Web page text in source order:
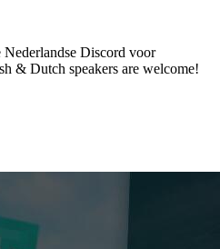
Discord voor
& Dutch speakers are welcome!